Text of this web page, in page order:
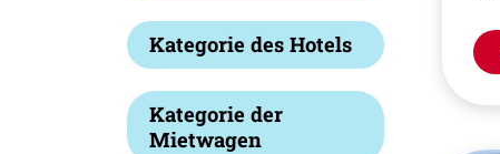
Kategorie des Hotels
Kategorie der
Mietwagen